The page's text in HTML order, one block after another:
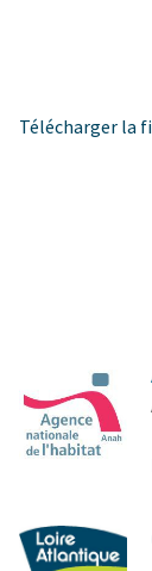
Télécharger la